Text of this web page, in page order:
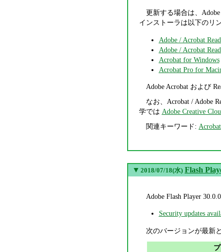
更新する場合は、
インストーラは以下のリ
Adobe / Acrobat
Adobe / Acrobat
Acrobat for Windows
Acrobat Pro for
Adobe Acrobat および
なお、Acrobat / Adobe
学では Adobe Creative
関連キーワード: Acrobat
▼ 2018/07/18(水) Flash
Adobe Flash Player
Security updates
次のバージョンが最新